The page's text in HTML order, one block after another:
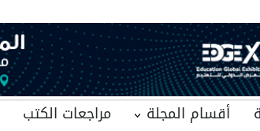
أقسام المجلة مراجعات الكتب